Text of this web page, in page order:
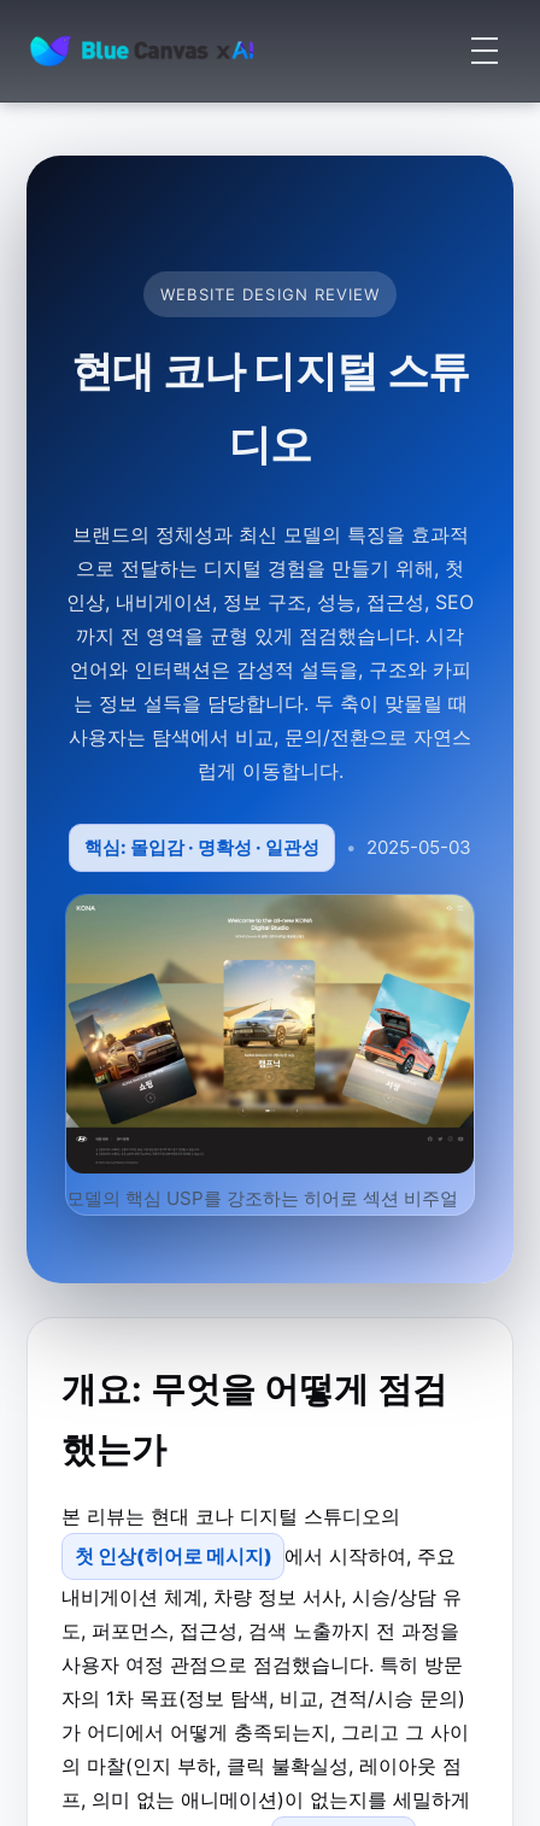
BLUECANVAS
메
뉴
기
WEBSITE DESIGN REVIEW
현대 코나 디지털 스튜
디오
브랜드의 정체성과 최신 모델의 특징을 효과적
으로 전달하는 디지털 경험을 만들기 위해, 첫
인상, 내비게이션, 정보 구조, 성능, 접근성, SEO
까지 전 영역을 균형 있게 점검했습니다. 시각
언어와 인터랙션은 감성적 설득을, 구조와 카피
는 정보 설득을 담당합니다. 두 축이 맞물릴 때
사용자는 탐색에서 비교, 문의/전환으로 자연스
럽게 이동합니다.
핵심: 몰입감 · 명확성 · 일관성 • 2025-05-03
모델의 핵심 USP를 강조하는 히어로 섹션 비주얼
개요: 무엇을 어떻게 점검
했는가
본 리뷰는 현대 코나 디지털 스튜디오의
첫 인상(히어로 메시지) 에서 시작하여, 주요
내비게이션 체계, 차량 정보 서사, 시승/상담 유
도, 퍼포먼스, 접근성, 검색 노출까지 전 과정을
사용자 여정 관점으로 점검했습니다. 특히 방문
자의 1차 목표(정보 탐색, 비교, 견적/시승 문의)
가 어디에서 어떻게 충족되는지, 그리고 그 사이
의 마찰(인지 부하, 클릭 불확실성, 레이아웃 점
프, 의미 없는 애니메이션)이 없는지를 세밀하게